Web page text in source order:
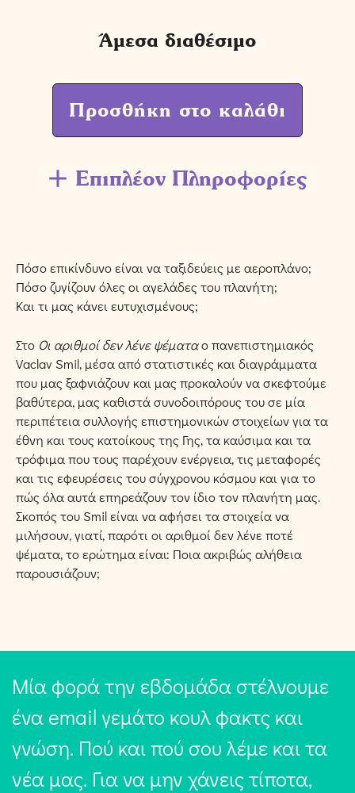
Άμεσα διαθέσιμο
Προσθήκη στο καλάθι
Επιπλέον Πληροφορίες
Πόσο επικίνδυνο είναι να ταξιδεύεις με αεροπλάνο;
Πόσο ζυγίζουν όλες οι αγελάδες του πλανήτη;
Και τι μας κάνει ευτυχισμένους;
Στο Οι αριθμοί δεν λένε ψέματαο πανεπιστημιακός
Vaclav Smil, μέσα από στατιστικές και διαγράμματα
που μας ξαφνιάζουν και μας προκαλούν να σκεφτούμε
βαθύτερα, μας καθιστά συνοδοιπόρους του σε μία
περιπέτεια συλλογής επιστημονικών στοιχείων για τα
έθνη και τους κατοίκους της Γης, τα καύσιμα και τα
τρόφιμα που τους παρέχουν ενέργεια, τις μεταφορές
και τις εφευρέσεις του σύγχρονου κόσμου και για το
πώς όλα αυτά επηρεάζουν τον ίδιο τον πλανήτη μας.
Σκοπός του Smil είναι να αφήσει τα στοιχεία να
μιλήσουν, γιατί, παρότι οι αριθμοί δεν λένε ποτέ
ψέματα, το ερώτημα είναι: Ποια ακριβώς αλήθεια
παρουσιάζουν;
Μία φορά την εβδομάδα στέλνουμε
ένα email γεμάτο κουλ φακτς και
γνώση. Πού και πού σου λέμε και τα
νέα μας. Για να μην χάνεις τίποτα,